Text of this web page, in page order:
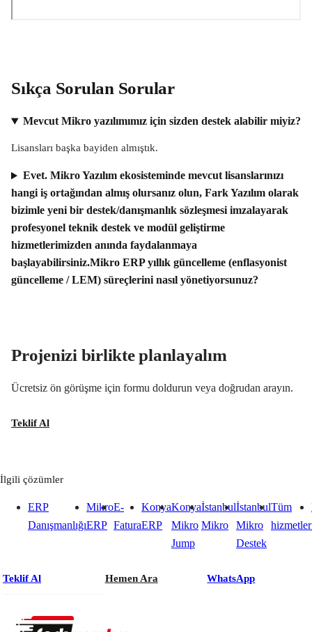
Sıkça Sorulan Sorular
Mevcut Mikro yazılımımız için sizden destek alabilir miyiz?
Lisansları başka bayiden almıştık.
Evet. Mikro Yazılım ekosisteminde mevcut lisanslarınızı
hangi iş ortağından almış olursanız olun, Fark Yazılım olarak
bizimle yeni bir destek/danışmanlık sözleşmesi imzalayarak
profesyonel teknik destek ve modül geliştirme
hizmetlerimizden anında faydalanmaya
başlayabilirsiniz.Mikro ERP yıllık güncelleme (enflasyonist
güncelleme / LEM) süreçlerini nasıl yönetiyorsunuz?
Projenizi birlikte planlayalım
Ücretsiz ön görüşme için formu doldurun veya doğrudan arayın.
Teklif Al
İlgili çözümler
ERP
Danışmanlığı
Mikro
ERP
E-
Fatura
Konya
ERP
Konya
Mikro
Jump
İstanbul
Mikro
İstanbul
Mikro
Destek
Tüm
hizmetler
Teklif Al Hemen Ara WhatsApp